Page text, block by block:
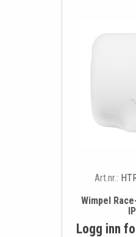
Art.nr.:
Wimpel
Logg inn